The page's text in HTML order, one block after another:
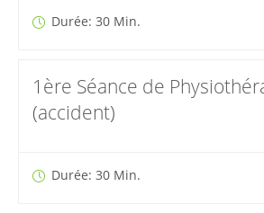
Durée: 30 Min.
1ère Séance de
(accident)
Durée: 30 Min.